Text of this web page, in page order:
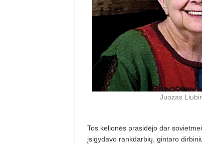
Juozas
Tos kelionės prasidėjo dar
įsigydavo rankdarbių, gintaro